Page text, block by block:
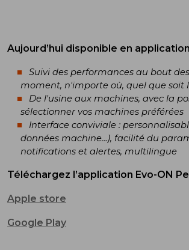
Aujourd’hui disponible en
Suivi des performances au bout
moment, n'importe où, quel que soit
De l'usine aux machines, avec la
sélectionner vos machines préférées
Interface conviviale :
données machine…), facilité du
notifications et alertes, multilingue
Téléchargez l’application Evo-ON
Apple store
Google Play